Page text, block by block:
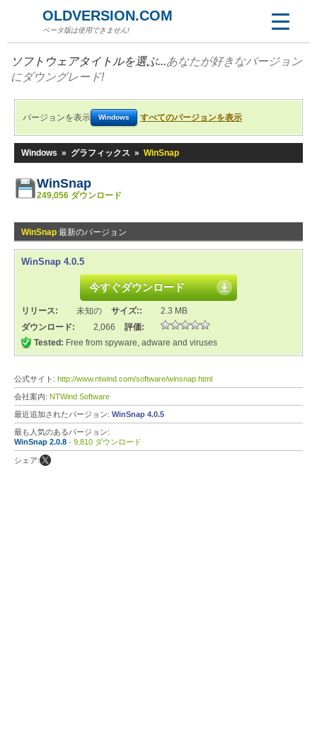
OLDVERSION.COM
ベータ版は使用できません!
ソフトウェアタイトルを選ぶ...あなたが好きなバージョン
にダウングレード!
バージョンを表示 Windows すべてのバージョンを表示
Windows » グラフィックス » WinSnap
WinSnap
249,056 ダウンロード
WinSnap 最新のバージョン
WinSnap 4.0.5
今すぐダウンロード
リリース: 未知の サイズ::
2.3 MB
ダウンロード:
2,066
評価:
Tested: Free from spyware, adware and viruses
公式サイト: http://www.ntwind.com/software/winsnap.html
会社案内: NTWind Software
最近追加されたバージョン: WinSnap 4.0.5
最も人気のあるバージョン:
WinSnap 2.0.8 - 9,810 ダウンロード
シェア: